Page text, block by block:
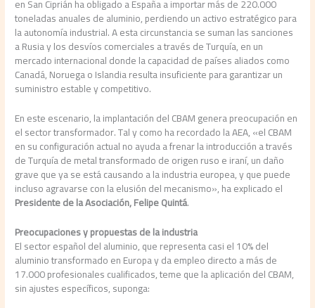
en San Ciprián ha obligado a España a importar más de 220.000
toneladas anuales de aluminio, perdiendo un activo estratégico para
la autonomía industrial. A esta circunstancia se suman las sanciones
a Rusia y los desvíos comerciales a través de Turquía, en un
mercado internacional donde la capacidad de países aliados como
Canadá, Noruega o Islandia resulta insuficiente para garantizar un
suministro estable y competitivo.
En este escenario, la implantación del CBAM genera preocupación en
el sector transformador. Tal y como ha recordado la AEA, «el CBAM
en su configuración actual no ayuda a frenar la introducción a través
de Turquía de metal transformado de origen ruso e iraní, un daño
grave que ya se está causando a la industria europea, y que puede
incluso agravarse con la elusión del mecanismo», ha explicado el
Presidente de la Asociación, Felipe Quintá.
Preocupaciones y propuestas de la industria
El sector español del aluminio, que representa casi el 10% del
aluminio transformado en Europa y da empleo directo a más de
17.000 profesionales cualificados, teme que la aplicación del CBAM,
sin ajustes específicos, suponga: